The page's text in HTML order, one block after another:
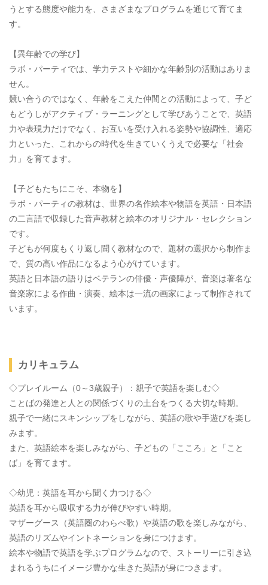
うとする態度や能力を、さまざまなプログラムを通じて育てま
す。
【異年齢での学び】
ラボ・パーティでは、学力テストや細かな年齢別の活動はありま
せん。
競い合うのではなく、年齢をこえた仲間との活動によって、子ど
もどうしがアクティブ・ラーニングとして学びあうことで、英語
力や表現力だけでなく、お互いを受け入れる姿勢や協調性、適応
力といった、これからの時代を生きていくうえで必要な「社会
力」を育てます。
【子どもたちにこそ、本物を】
ラボ・パーティの教材は、世界の名作絵本や物語を英語・日本語
の二言語で収録した音声教材と絵本のオリジナル・セレクション
です。
子どもが何度もくり返し聞く教材なので、題材の選択から制作ま
で、質の高い作品になるよう心がけています。
英語と日本語の語りはベテランの俳優・声優陣が、音楽は著名な
音楽家による作曲・演奏、絵本は一流の画家によって制作されて
います。
カリキュラム
◇プレイルーム（0～3歳親子）：親子で英語を楽しむ◇
ことばの発達と人との関係づくりの土台をつくる大切な時期。
親子で一緒にスキンシップをしながら、英語の歌や手遊びを楽し
みます。
また、英語絵本を楽しみながら、子どもの「こころ」と「こと
ば」を育てます。
◇幼児：英語を耳から聞く力つける◇
英語を耳から吸収する力が伸びやすい時期。
マザーグース（英語圏のわらべ歌）や英語の歌を楽しみながら、
英語のリズムやイントネーションを身につけます。
絵本や物語で英語を学ぶプログラムなので、ストーリーに引き込
まれるうちにイメージ豊かな生きた英語が身につきます。